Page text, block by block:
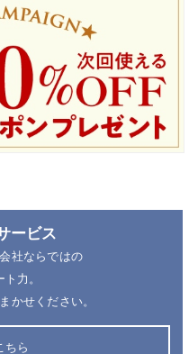
ービス
社ならではの
力。
かせください。
ちら